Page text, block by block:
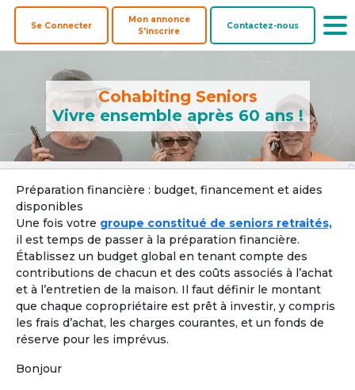
Se Connecter
Mon annonce
S'inscrire
Contactez-nous
Cohabiting Seniors
Vivre ensemble après 60 ans !
Préparation financière : budget, financement et aides
disponibles
Une fois votre groupe constitué de seniors retraités,
il est temps de passer à la préparation financière.
Établissez un budget global en tenant compte des
contributions de chacun et des coûts associés à l’achat
et à l’entretien de la maison. Il faut définir le montant
que chaque copropriétaire est prêt à investir, y compris
les frais d’achat, les charges courantes, et un fonds de
réserve pour les imprévus.
Bonjour
Colocataires
Offre une
colocation
acheteurs
Biens à
coacheter
Pays ?
Localisation par ville, département ou région
Ville, département, région